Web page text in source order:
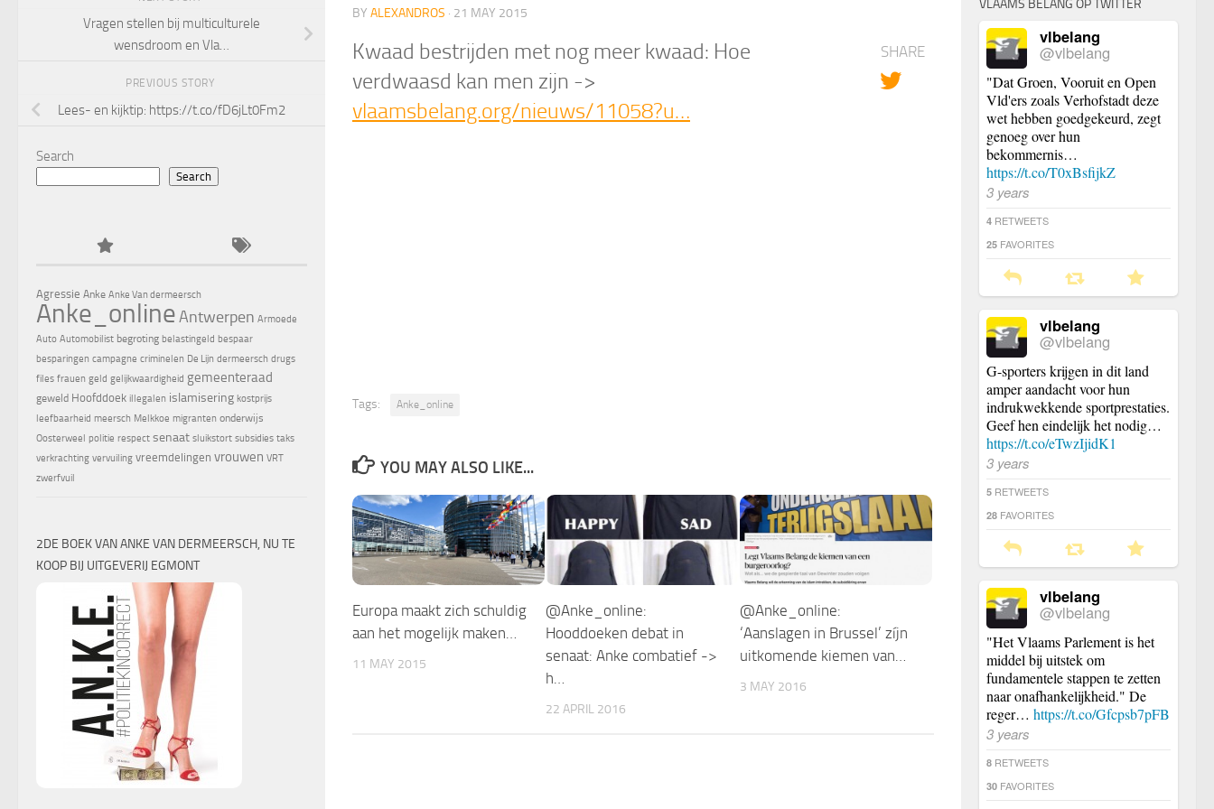
BY ALEXANDROS · 21 MAY 2015
Kwaad bestrijden met nog meer kwaad: Hoe
verdwaasd kan men zijn ->
vlaamsbelang.org/nieuws/11058?u…
SHARE
Tags: Anke_online
YOU MAY ALSO LIKE...
Europa maakt zich schuldig
aan het mogelijk maken…
11 MAY 2015
@Anke_online:
Hooddoeken debat in
senaat: Anke combatief ->
h…
22 APRIL 2016
@Anke_online:
‘Aanslagen in Brussel’ zíjn
uitkomende kiemen van…
3 MAY 2016
Vragen stellen bij multiculturele
wensdroom en Vla…
PREVIOUS STORY
Lees- en kijktip: https://t.co/fD6jLt0Fm2
Search
Search
Agressie Anke Anke Van dermeersch
Anke_onlineAntwerpen Armoede
Auto Automobilist begroting belastingeld bespaar
besparingen campagne criminelen De Lijn dermeersch drugs
files frauen geld gelijkwaardigheid gemeenteraad
geweld Hoofddoek illegalen islamisering kostprijs
leefbaarheid meersch Melkkoe migranten onderwijs
Oosterweel politie respect senaat sluikstort subsidies taks
verkrachting vervuiling vreemdelingen vrouwen VRT
zwerfvuil
2DE BOEK VAN ANKE VAN DERMEERSCH, NU TE
KOOP BIJ UITGEVERIJ EGMONT
VLAAMS BELANG OP TWITTER
vlbelang
@vlbelang
"Dat Groen, Vooruit en Open
Vld'ers zoals Verhofstadt deze
wet hebben goedgekeurd, zegt
genoeg over hun
bekommernis…
https://t.co/T0xBsfijkZ
3 years
4 RETWEETS
25 FAVORITES
vlbelang
@vlbelang
G-sporters krijgen in dit land
amper aandacht voor hun
indrukwekkende sportprestaties.
Geef hen eindelijk het nodig…
https://t.co/eTwzIjidK1
3 years
5 RETWEETS
28 FAVORITES
vlbelang
@vlbelang
"Het Vlaams Parlement is het
middel bij uitstek om
fundamentele stappen te zetten
naar onafhankelijkheid." De
reger… https://t.co/Gfcpsb7pFB
3 years
8 RETWEETS
30 FAVORITES